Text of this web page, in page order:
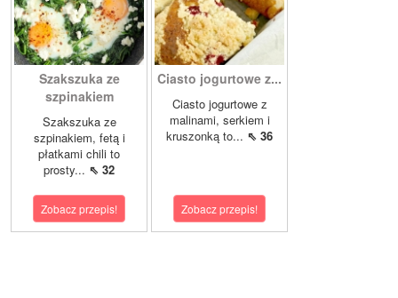
Szakszuka ze
szpinakiem
Szakszuka ze
szpinakiem, fetą i
płatkami chili to
prosty... ⇖ 32
Zobacz przepis!
Ciasto jogurtowe z...
Ciasto jogurtowe z
malinami, serkiem i
kruszonką to... ⇖ 36
Zobacz przepis!